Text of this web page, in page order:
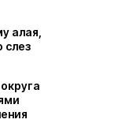
алая,
слез